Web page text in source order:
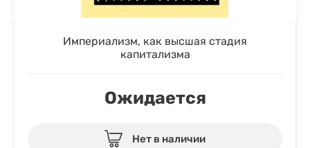
Империализм, как высшая стадия
капитализма
Ожидается
Нет в наличии